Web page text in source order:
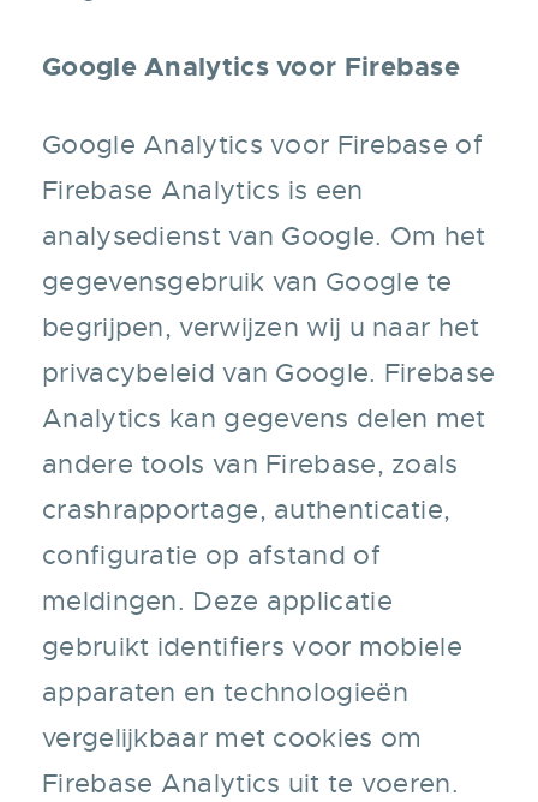
Google Analytics voor Firebase
Google Analytics voor Firebase of
Firebase Analytics is een
analysedienst van Google. Om het
gegevensgebruik van Google te
begrijpen, verwijzen wij u naar het
privacybeleid van Google. Firebase
Analytics kan gegevens delen met
andere tools van Firebase, zoals
crashrapportage, authenticatie,
configuratie op afstand of
meldingen. Deze applicatie
gebruikt identifiers voor mobiele
apparaten en technologieën
vergelijkbaar met cookies om
Firebase Analytics uit te voeren.